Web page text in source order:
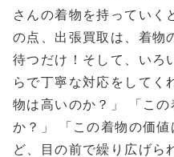
さんの着物を持っていく
の点、出張買取は、着物
待つだけ！そして、いろ
らで丁寧な対応をしてく
物は高いのか？」 「こ
か？」 「この着物の価
ど、目の前で繰り広げら